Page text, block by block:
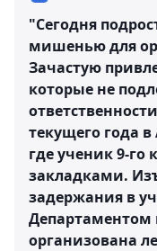
"Сегодня
мишенью для
Зачастую
которые не
текущего года
где ученик 9-го
закладками.
задержания в
организована